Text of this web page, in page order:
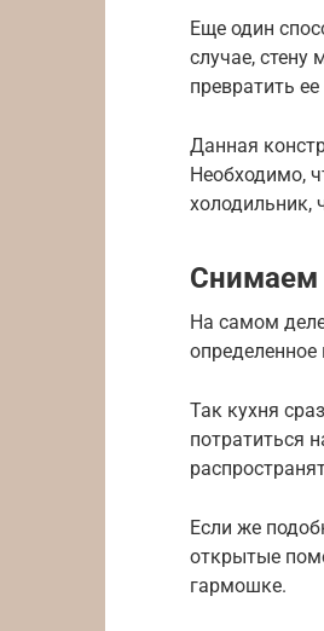
Еще один
случае,
превратить
Данная
Необходимо,
холодильник,
Снимаем
На самом
Так кухня
потратиться
Если же
открытые
гармошке.